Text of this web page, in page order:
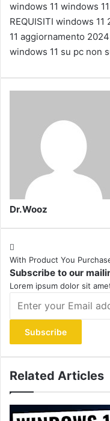
windows 11 windows
REQUISITI windows 11
11 aggiornamento 2024
windows 11 su pc non
Dr.Wooz
With Product You
Subscribe to our
Lorem ipsum dolor sit
your
Email
address
Related Articles